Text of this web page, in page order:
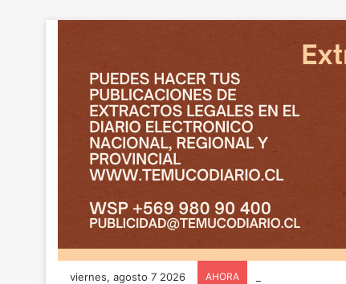
viernes, agosto 7 2026 AHORA